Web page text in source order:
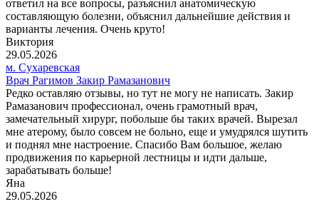
ответил на все вопросы, разъяснил анатомическую
составляющую болезни, объяснил дальнейшие действия и
варианты лечения. Очень круто!
Виктория
29.05.2026
м. Сухаревская
Врач Рагимов Закир Рамазанович
Редко оставляю отзывы, но тут не могу не написать. Закир
Рамазанович профессионал, очень грамотный врач,
замечательный хирург, побольше бы таких врачей. Вырезал
мне атерому, было совсем не больно, еще и умудрялся шутить
и поднял мне настроение. Спасибо Вам большое, желаю
продвижения по карьерной лестницы и идти дальше,
зарабатывать больше!
Яна
29.05.2026